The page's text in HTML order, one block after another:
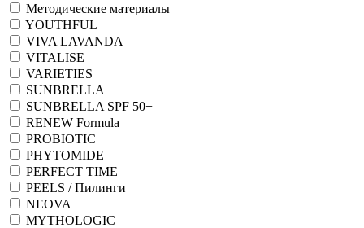
Методические материалы
YOUTHFUL
VIVA LAVANDA
VITALISE
VARIETIES
SUNBRELLA
SUNBRELLA SPF 50+
RENEW Formula
PROBIOTIC
PHYTOMIDE
PERFECT TIME
PEELS / Пилинги
NEOVA
MYTHOLOGIC